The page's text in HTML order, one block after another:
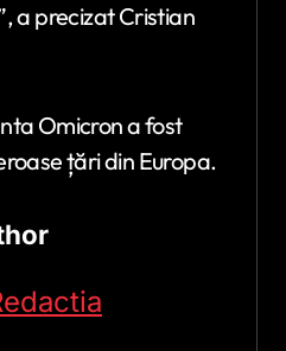
a precizat Cristian
Omicron a fost
țări din Europa.